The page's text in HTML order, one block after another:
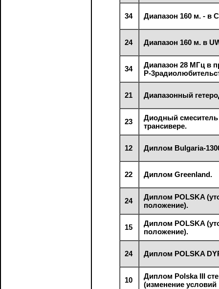
34 Диапазон 160 м. - в
24 Диапазон 160 м. в
34
Диапазон 28 МГц в
Р-
21 Диапазонный
23
Диодный смеситель
трансивере.
12 Диплом Bulgaria-
22 Диплом Greenland.
24
Диплом POLSKA
положение).
15
Диплом POLSKA
положение).
24 Диплом POLSKA
10
Диплом Polska III
(изменение